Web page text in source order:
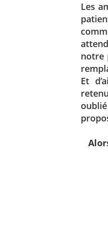
Les
notre
Et